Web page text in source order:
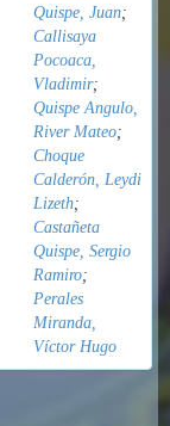
Quispe, Juan;
Callisaya
Pocoaca,
Vladimir;
Quispe Angulo,
River Mateo;
Choque
Calderón, Leydi
Lizeth;
Castañeta
Quispe, Sergio
Ramiro;
Perales
Miranda,
Víctor Hugo